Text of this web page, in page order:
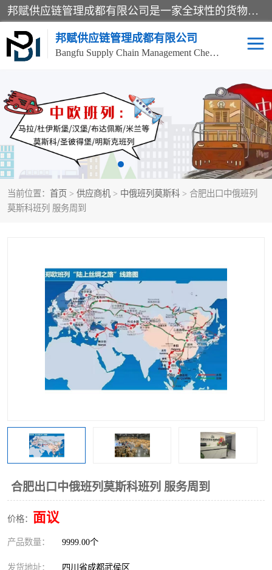
邦赋供应链管理成都有限公司是一家全球性的货物运输代理公司，主要从事：波兰中欧班列、德国中欧班列、出口莫斯科班列、中欧班列进口、蓉欧铁路、成都出口空运等业务，同时亦提供报关、报检、仓储、码头操作等服务。
邦赋供应链管理成都有限公司
Bangfu Supply Chain Management Chengdu Co.,LTD
当前位置： 首页 > 供应商机 > 中俄班列莫斯科 > 合肥出口中俄班列
莫斯科班列 服务周到
合肥出口中俄班列莫斯科班列 服务周到
价格： 面议
产品数量： 9999.00个
发货地址： 四川省成都武侯区
进出口门到门 成都中欧班列
国际汽运 国际空运
食品进口物流清关 南美海运
中俄铁路班列 中欧班列进口红酒啤酒
蓉欧班列进口机械设备 马来西亚物流
东南亚铁路 铁路出口拼箱/整柜